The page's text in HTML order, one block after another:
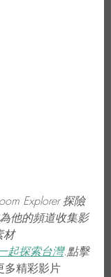
Explorer 探險
他的頻道收集影
材
起探索台灣.點擊
多精彩影片